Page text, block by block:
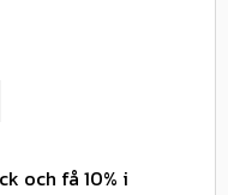
och få 10% i